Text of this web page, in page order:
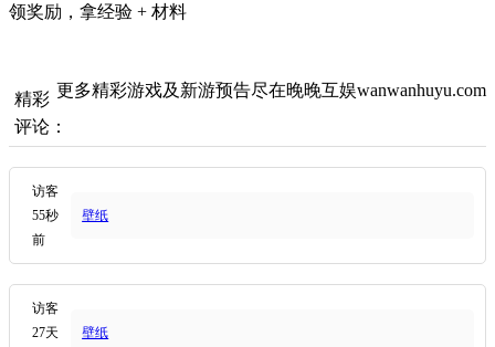
领奖励，拿经验 + 材料
更多精彩游戏及新游预告尽在晚晚互娱wanwanhuyu.com
精彩
评论：
访客
55秒
前
壁纸
访客
27天
壁纸